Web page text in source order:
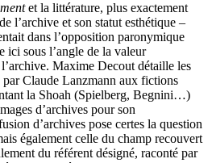
et la littérature, plus exactement
l’archive et son statut esthétique –
dans l’opposition paronymique
ici sous l’angle de la valeur
Maxime Decout détaille les
par Claude Lanzmann aux fictions
la Shoah (Spielberg, Begnini…)
d’archives pour son
d’archives pose certes la question
également celle du champ recouvert
du référent désigné, raconté par